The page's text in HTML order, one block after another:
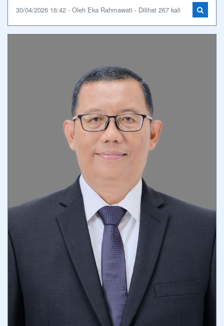
30/04/2026 16:42 - Oleh Eka Rahmawati - Dilihat 267 kali